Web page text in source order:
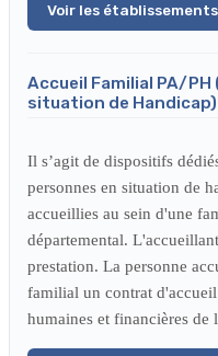
Voir les établissements
Accueil Familial PA/
situation de Handicap)
Il s’agit de dispositifs
personnes en situation de
accueillies au sein d'une
départemental.
prestation. La personne
familial un contrat
humaines et financières de